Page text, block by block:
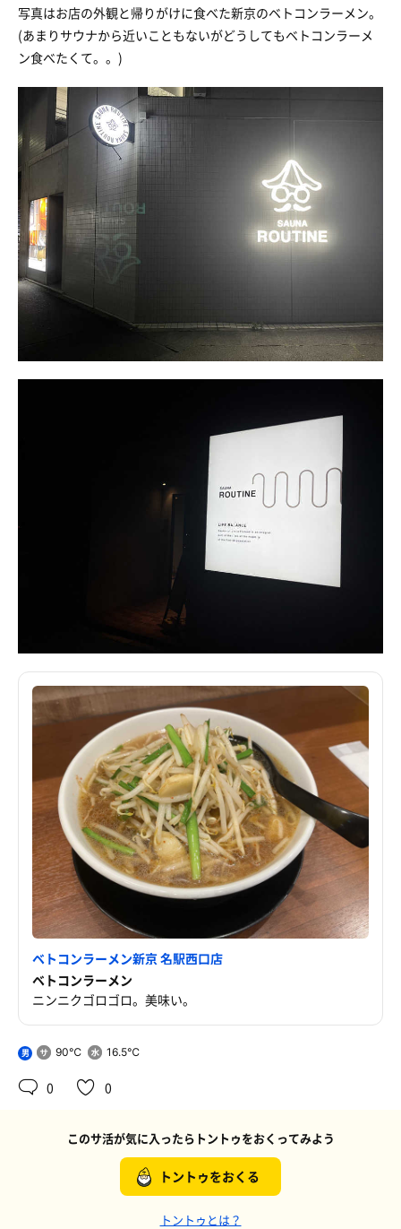
写真はお店の外観と帰りがけに食べた新京のベトコンラーメン。
(あまりサウナから近いこともないがどうしてもベトコンラーメ
ン食べたくて。。)
ベトコンラーメン新京 名駅西口店
ベトコンラーメン
ニンニクゴロゴロ。美味い。
男 90℃ 16.5℃
0 0
このサ活が気に入ったらトントゥをおくってみよう
トントゥをおくる
トントゥとは？